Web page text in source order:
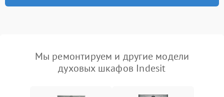
Мы ремонтируем и другие модели
духовых шкафов Indesit